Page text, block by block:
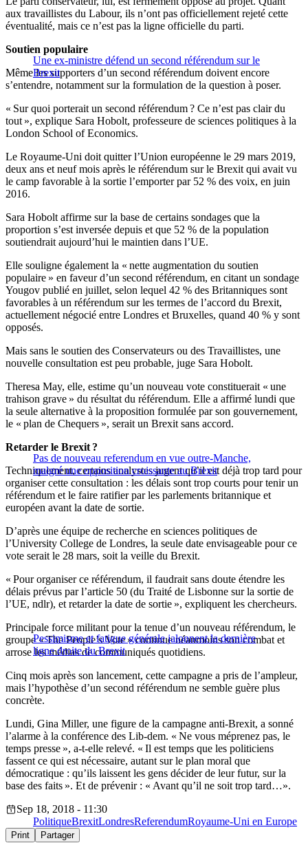
aux travaillistes du Labour, ils n’ont pas officiellement rejeté cette
éventualité, mais ce n’est pas la ligne officielle du parti.
Une ex-ministre défend un second référendum sur le
Brexit
Soutien populaire
Même les supporters d’un second référendum doivent encore
s’entendre, notamment sur la formulation de la question à poser.
« Sur quoi porterait un second référendum ? Ce n’est pas clair du
tout », explique Sara Hobolt, professeure de sciences politiques à la
London School of Economics.
Le Royaume-Uni doit quitter l’Union européenne le 29 mars 2019,
deux ans et neuf mois après le référendum sur le Brexit qui avait vu
le camp favorable à la sortie l’emporter par 52 % des voix, en juin
2016.
Sara Hobolt affirme sur la base de certains sondages que la
proportion s’est inversée depuis et que 52 % de la population
soutiendrait aujourd’hui le maintien dans l’UE.
Elle souligne également la « nette augmentation du soutien
populaire » en faveur d’un second référendum, en citant un sondage
Yougov publié en juillet, selon lequel 42 % des Britanniques sont
favorables à un référendum sur les termes de l’accord du Brexit,
actuellement négocié entre Londres et Bruxelles, quand 40 % y sont
opposés.
Mais sans le soutien des Conservateurs ou des Travaillistes, une
nouvelle consultation est peu probable, juge Sara Hobolt.
Theresa May, elle, estime qu’un nouveau vote constituerait « une
trahison grave » du résultat du référendum. Elle a affirmé lundi que
la seule alternative à la proposition formulée par son gouvernement,
le « plan de Chequers », serait un Brexit sans accord.
Pas de nouveau referendum en vue outre-Manche,
malgré une opposition croissante au Brexit
Retarder le Brexit ?
Techniquement, certains analystes jugent qu’il est déjà trop tard pour
organiser cette consultation : les délais sont trop courts pour tenir un
référendum et le faire ratifier par les parlements britannique et
européen avant la date de sortie.
D’après une équipe de recherche en sciences politiques de
l’University College de Londres, la seule date envisageable pour ce
vote serait le 28 mars, soit la veille du Brexit.
« Pour organiser ce référendum, il faudrait sans doute étendre les
délais prévus par l’article 50 (du Traité de Lisbonne sur la sortie de
l’UE, ndlr), et retarder la date de sortie », expliquent les chercheurs.
Pessimisme et fatigue générale jalonnent la dernière
ligne droite du Brexit
Principale force militant pour la tenue d’un nouveau référendum, le
groupe « The People’s Vote » continue néanmoins son combat et
arrose les médias de communiqués quotidiens.
Cinq mois après son lancement, cette campagne a pris de l’ampleur,
mais l’hypothèse d’un second référendum ne semble guère plus
concrète.
Lundi, Gina Miller, une figure de la campagne anti-Brexit, a sonné
l’alarme à la conférence des Lib-dem. « Ne vous méprenez pas, le
temps presse », a-t-elle relevé. « Il est temps que les politiciens
fassent ce qui est nécessaire, autant sur le plan moral que
démocratique : qu’ils laissent les gens décider de leur futur, sur la
base des faits ». Et de prévenir : « Avant qu’il ne soit trop tard…».
Sep 18, 2018 - 11:30
PolitiqueBrexitLondresReferendumRoyaume-Uni en Europe
Print Partager